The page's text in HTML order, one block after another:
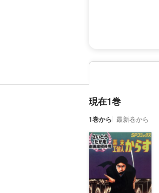
現在1巻
1巻から 最新巻から